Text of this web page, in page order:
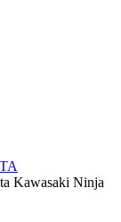
Kawasaki Ninja